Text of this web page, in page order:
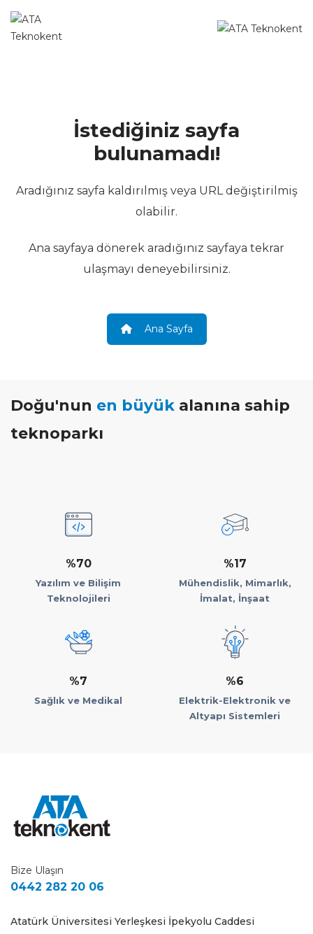
İstediğiniz sayfa
bulunamadı!
Aradığınız sayfa kaldırılmış veya URL değiştirilmiş
olabilir.
Ana sayfaya dönerek aradığınız sayfaya tekrar
ulaşmayı deneyebilirsiniz.
Ana Sayfa
Doğu'nun en büyük alanına sahip
teknoparkı
%70
Yazılım ve Bilişim
Teknolojileri
%17
Mühendislik, Mimarlık,
İmalat, İnşaat
%7
Sağlık ve Medikal
%6
Elektrik-Elektronik ve
Altyapı Sistemleri
Bize Ulaşın
0442 282 20 06
Atatürk Üniversitesi Yerleşkesi İpekyolu Caddesi